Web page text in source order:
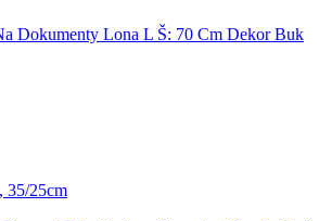
Dokumenty Lona L Š: 70 Cm Dekor Buk
35/25cm